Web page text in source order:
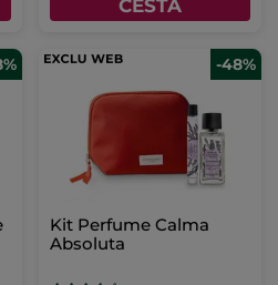
CESTA
-48%
Kit Perfume Calma
Absoluta